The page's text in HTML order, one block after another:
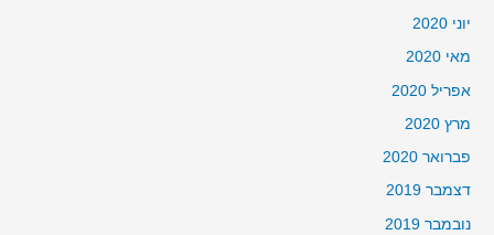
יוני 2020
מאי 2020
אפריל 2020
מרץ 2020
פברואר 2020
דצמבר 2019
נובמבר 2019